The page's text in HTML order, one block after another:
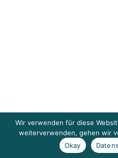
Wir verwenden für diese
weiterverwenden, gehen wir
Okay